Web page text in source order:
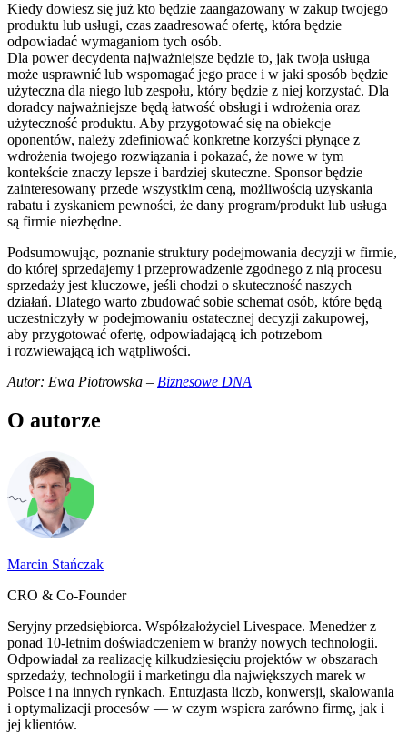
Kiedy dowiesz się już kto będzie zaangażowany w zakup twojego
produktu lub usługi, czas zaadresować ofertę, która będzie
odpowiadać wymaganiom tych osób.
Dla power decydenta najważniejsze będzie to, jak twoja usługa
może usprawnić lub wspomagać jego prace i w jaki sposób będzie
użyteczna dla niego lub zespołu, który będzie z niej korzystać. Dla
doradcy najważniejsze będą łatwość obsługi i wdrożenia oraz
użyteczność produktu. Aby przygotować się na obiekcje
oponentów, należy zdefiniować konkretne korzyści płynące z
wdrożenia twojego rozwiązania i pokazać, że nowe w tym
kontekście znaczy lepsze i bardziej skuteczne. Sponsor będzie
zainteresowany przede wszystkim ceną, możliwością uzyskania
rabatu i zyskaniem pewności, że dany program/produkt lub usługa
są firmie niezbędne.
Podsumowując, poznanie struktury podejmowania decyzji w firmie,
do której sprzedajemy i przeprowadzenie zgodnego z nią procesu
sprzedaży jest kluczowe, jeśli chodzi o skuteczność naszych
działań. Dlatego warto zbudować sobie schemat osób, które będą
uczestniczyły w podejmowaniu ostatecznej decyzji zakupowej,
aby przygotować ofertę, odpowiadającą ich potrzebom
i rozwiewającą ich wątpliwości.
Autor: Ewa Piotrowska – Biznesowe DNA
O autorze
Marcin Stańczak
CRO & Co-Founder
Seryjny przedsiębiorca. Współzałożyciel Livespace. Menedżer z
ponad 10-letnim doświadczeniem w branży nowych technologii.
Odpowiadał za realizację kilkudziesięciu projektów w obszarach
sprzedaży, technologii i marketingu dla największych marek w
Polsce i na innych rynkach. Entuzjasta liczb, konwersji, skalowania
i optymalizacji procesów — w czym wspiera zarówno firmę, jak i
jej klientów.